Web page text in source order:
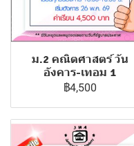
ม.2 คณิตศาสตร์ วัน
อังคาร-เทอม 1
฿4,500